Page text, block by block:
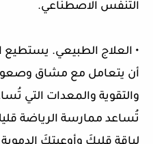
التنفس الاصطناعي.
• العلاج الطبيعي.
أن يتعامل مع مشاق
والتقوية والمعدات التي
تُساعد ممارسة الرياضة